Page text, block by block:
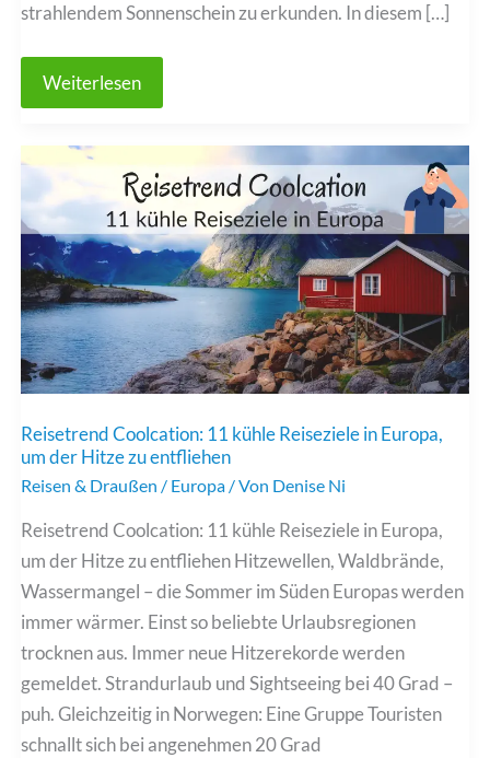
strahlendem Sonnenschein zu erkunden. In diesem […]
Unvergessliche
Dänemarks
spektakulärste
Naturwunder
Weiterlesen
Reisetrend Coolcation: 11 kühle Reiseziele in Europa,
um der Hitze zu entfliehen
Reisen & Draußen / Europa / Von Denise Ni
Reisetrend Coolcation: 11 kühle Reiseziele in Europa,
um der Hitze zu entfliehen Hitzewellen, Waldbrände,
Wassermangel – die Sommer im Süden Europas werden
immer wärmer. Einst so beliebte Urlaubsregionen
trocknen aus. Immer neue Hitzerekorde werden
gemeldet. Strandurlaub und Sightseeing bei 40 Grad –
puh. Gleichzeitig in Norwegen: Eine Gruppe Touristen
schnallt sich bei angenehmen 20 Grad